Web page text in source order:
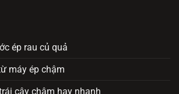
ép rau củ quả
máy ép chậm
cây chậm hay nhanh